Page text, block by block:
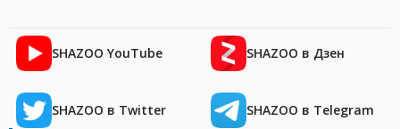
SHAZOO YouTube SHAZOO в Дзен
SHAZOO в Twitter SHAZOO в Telegram